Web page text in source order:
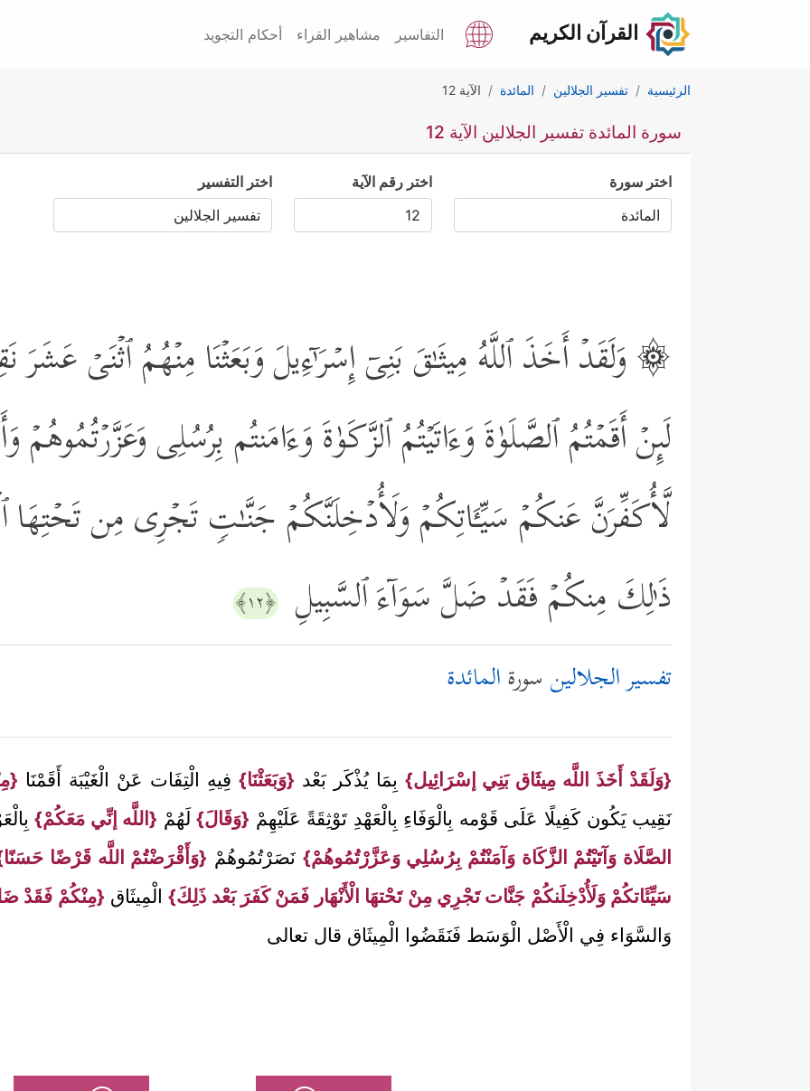
القرآن الكريم التفاسير مشاهير القراء أحكام التجويد
الرئيسية تفسير الجلالين المائدة الآية 12
سورة المائدة تفسير الجلالين الآية 12
اختر سورة اختر رقم الآية اختر التفسير
۞ وَلَقَدۡ أَخَذَ ٱللَّهُ مِیثَـٰقَ بَنِیۤ إِسۡرَ ٰ⁠ۤءِیلَ وَبَعَثۡنَا مِنۡهُمُ ٱثۡنَیۡ عَشَرَ
لَىِٕنۡ أَقَمۡتُمُ ٱلصَّلَوٰةَ وَءَاتَیۡتُمُ ٱلزَّكَوٰةَ وَءَامَنتُم بِرُسُلِی وَعَزَّرۡتُمُوهُمۡ
لَّأُكَفِّرَنَّ عَنكُمۡ سَیِّـَٔاتِكُمۡ وَلَأُدۡخِلَنَّكُمۡ جَنَّـٰتࣲ تَجۡرِی مِن تَحۡتِهَا
ذَ ٰ⁠لِكَ مِنكُمۡ فَقَدۡ ضَلَّ سَوَاۤءَ ٱلسَّبِیلِ ﴿١٢﴾
تفسير الجلالين سورةالمائدة
{وَلَقَدْ أَخَذَ اللَّه مِيثَاق بَنِي إسْرَائِيل} بِمَا يُذْكَر بَعْد {وَبَعَثْنَا} فِيهِ الْتِفَات عَنْ الْغَيْبَة أَقَمْنَا
نَقِيب يَكُون كَفِيلًا عَلَى قَوْمه بِالْوَفَاءِ بِالْعَهْدِ تَوْثِقَةً عَلَيْهِمْ {وَقَالَ}لَهُمْ {اللَّه إنِّي مَعَكُمْ}
الصَّلَاة وَآتَيْتُمْ الزَّكَاة وَآمَنْتُمْ بِرُسُلِي وَعَزَّرْتُمُوهُمْ} نَصَرْتُمُوهُمْ {وَأَقْرَضْتُمْ اللَّه قَرْضًا
سَيِّئَاتكُمْ وَلَأُدْخِلَنكُمْ جَنَّات تَجْرِي مِنْ تَحْتهَا الْأَنْهَار فَمَنْ كَفَرَ بَعْد ذَلِكَ}الْمِيثَاق {مِنْكُمْ فَقَدْ
وَالسَّوَاء فِي الْأَصْل الْوَسَط فَنَقَضُوا الْمِيثَاق قال تعالى